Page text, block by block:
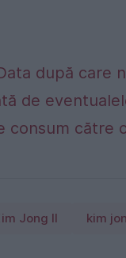
după care
de
consum către
Jong Il kim